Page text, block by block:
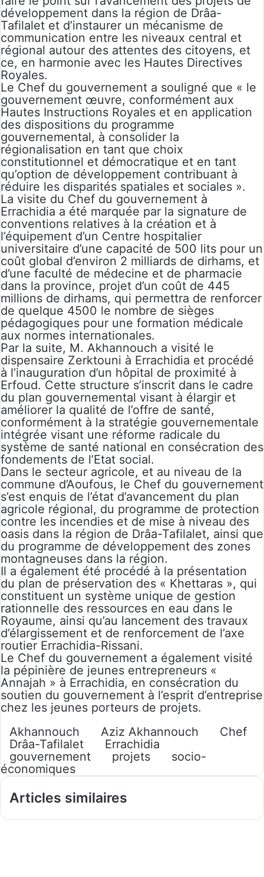
développement dans la région de Drâa-
Tafilalet et d’instaurer un mécanisme de
communication entre les niveaux central et
régional autour des attentes des citoyens, et
ce, en harmonie avec les Hautes Directives
Royales.
Le Chef du gouvernement a souligné que « le
gouvernement œuvre, conformément aux
Hautes Instructions Royales et en application
des dispositions du programme
gouvernemental, à consolider la
régionalisation en tant que choix
constitutionnel et démocratique et en tant
qu’option de développement contribuant à
réduire les disparités spatiales et sociales ».
La visite du Chef du gouvernement à
Errachidia a été marquée par la signature de
conventions relatives à la création et à
l’équipement d’un Centre hospitalier
universitaire d’une capacité de 500 lits pour un
coût global d’environ 2 milliards de dirhams, et
d’une faculté de médecine et de pharmacie
dans la province, projet d’un coût de 445
millions de dirhams, qui permettra de renforcer
de quelque 4500 le nombre de sièges
pédagogiques pour une formation médicale
aux normes internationales.
Par la suite, M. Akhannouch a visité le
dispensaire Zerktouni à Errachidia et procédé
à l’inauguration d’un hôpital de proximité à
Erfoud. Cette structure s’inscrit dans le cadre
du plan gouvernemental visant à élargir et
améliorer la qualité de l’offre de santé,
conformément à la stratégie gouvernementale
intégrée visant une réforme radicale du
système de santé national en consécration des
fondements de l’Etat social.
Dans le secteur agricole, et au niveau de la
commune d’Aoufous, le Chef du gouvernement
s’est enquis de l’état d’avancement du plan
agricole régional, du programme de protection
contre les incendies et de mise à niveau des
oasis dans la région de Drâa-Tafilalet, ainsi que
du programme de développement des zones
montagneuses dans la région.
Il a également été procédé à la présentation
du plan de préservation des « Khettaras », qui
constituent un système unique de gestion
rationnelle des ressources en eau dans le
Royaume, ainsi qu’au lancement des travaux
d’élargissement et de renforcement de l’axe
routier Errachidia-Rissani.
Le Chef du gouvernement a également visité
la pépinière de jeunes entrepreneurs «
Annajah » à Errachidia, en consécration du
soutien du gouvernement à l’esprit d’entreprise
chez les jeunes porteurs de projets.
Akhannouch
Aziz Akhannouch
Chef
Drâa-Tafilalet
Errachidia
gouvernement
projets
socio-
économiques
Articles similaires